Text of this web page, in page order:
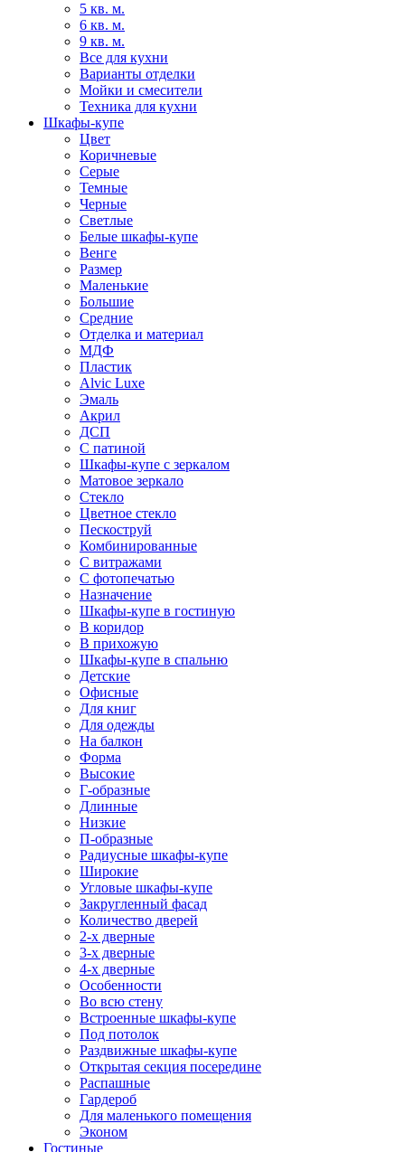
5 кв. м.
6 кв. м.
9 кв. м.
Все для кухни
Варианты отделки
Мойки и смесители
Техника для кухни
Шкафы-купе
Цвет
Коричневые
Серые
Темные
Черные
Светлые
Белые шкафы-купе
Венге
Размер
Маленькие
Большие
Средние
Отделка и материал
МДФ
Пластик
Alvic Luxe
Эмаль
Акрил
ДСП
С патиной
Шкафы-купе с зеркалом
Матовое зеркало
Стекло
Цветное стекло
Пескоструй
Комбинированные
С витражами
С фотопечатью
Назначение
Шкафы-купе в гостиную
В коридор
В прихожую
Шкафы-купе в спальню
Детские
Офисные
Для книг
Для одежды
На балкон
Форма
Высокие
Г-образные
Длинные
Низкие
П-образные
Радиусные шкафы-купе
Широкие
Угловые шкафы-купе
Закругленный фасад
Количество дверей
2-х дверные
3-х дверные
4-х дверные
Особенности
Во всю стену
Встроенные шкафы-купе
Под потолок
Раздвижные шкафы-купе
Открытая секция посередине
Распашные
Гардероб
Для маленького помещения
Эконом
Гостиные